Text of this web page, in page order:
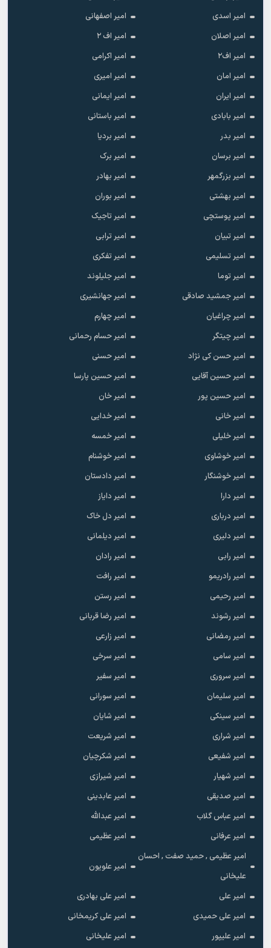
امیر اسدی
امیر اصفهانی
امیر اصلان
امیر اف ۲
امیر اف۲
امیر اکرامی
امیر امان
امیر امیری
امیر ایران
امیر ایمانی
امیر بابادی
امیر باستانی
امیر بدر
امیر بردیا
امیر برسان
امیر برک
امیر بزرگمهر
امیر بهادر
امیر بهشتی
امیر بوران
امیر پوستچی
امیر تاجیک
امیر تبیان
امیر ترابی
امیر تسلیمی
امیر تفکری
امیر توما
امیر جلیلوند
امیر جمشید صادقی
امیر جهانشیری
امیر چراغیان
امیر چهارم
امیر چیتگر
امیر حسام رحمانی
امیر حسن کی نژاد
امیر حسنی
امیر حسین آقایی
امیر حسین پارسا
امیر حسین پور
امیر خان
امیر خانی
امیر خدایی
امیر خلیلی
امیر خمسه
امیر خوشاوی
امیر خوشنام
امیر خوشنگار
امیر دادستان
امیر دارا
امیر دایاز
امیر درباری
امیر دل خاک
امیر دلیری
امیر دیلمانی
امیر رابی
امیر رادان
امیر رادریمو
امیر رافت
امیر رحیمی
امیر رستن
امیر رشوند
امیر رضا قربانی
امیر رمضانی
امیر زارعی
امیر سامی
امیر سرخی
امیر سروری
امیر سفیر
امیر سلیمان
امیر سورانی
امیر سینکی
امیر شایان
امیر شراری
امیر شریعت
امیر شفیعی
امیر شکرچیان
امیر شهیار
امیر شیرازی
امیر صدیقی
امیر عابدینی
امیر عباس گلاب
امیر عبدالله
امیر عرفانی
امیر عظیمی
امیر عظیمی , حمید صفت , احسان
علیخانی
امیر علویون
امیر علی
امیر علی بهادری
امیر علی حمیدی
امیر علی کریمخانی
امیر علیپور
امیر علیخانی